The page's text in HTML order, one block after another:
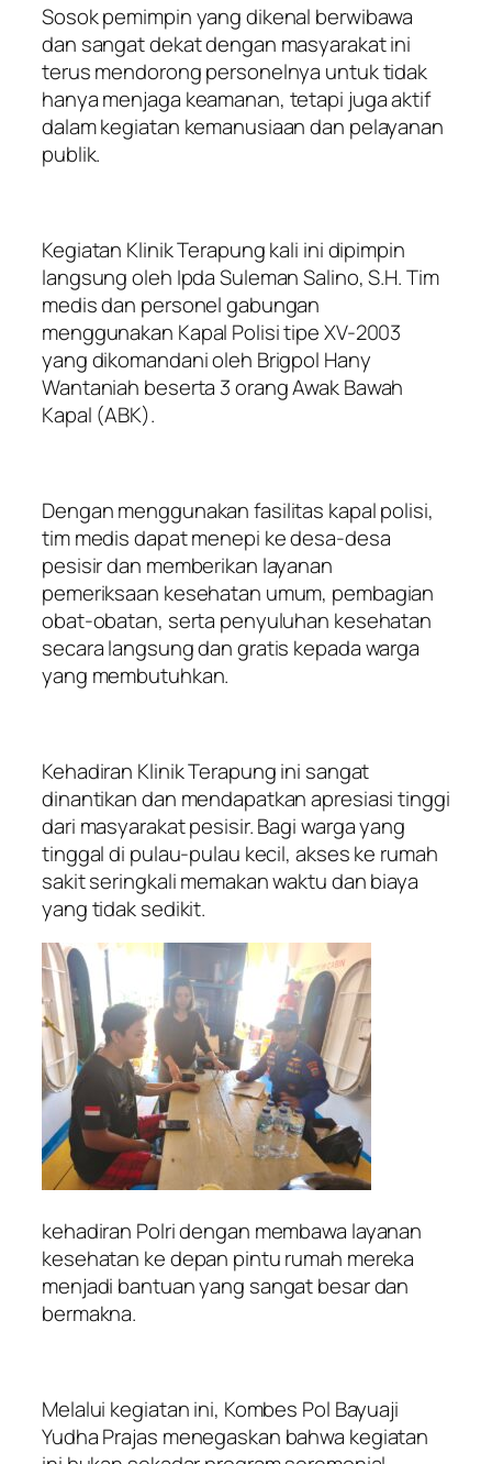
Sosok pemimpin yang dikenal berwibawa
dan sangat dekat dengan masyarakat ini
terus mendorong personelnya untuk tidak
hanya menjaga keamanan, tetapi juga aktif
dalam kegiatan kemanusiaan dan pelayanan
publik.
Kegiatan Klinik Terapung kali ini dipimpin
langsung oleh Ipda Suleman Salino, S.H. Tim
medis dan personel gabungan
menggunakan Kapal Polisi tipe XV-2003
yang dikomandani oleh Brigpol Hany
Wantaniah beserta 3 orang Awak Bawah
Kapal (ABK).
Dengan menggunakan fasilitas kapal polisi,
tim medis dapat menepi ke desa-desa
pesisir dan memberikan layanan
pemeriksaan kesehatan umum, pembagian
obat-obatan, serta penyuluhan kesehatan
secara langsung dan gratis kepada warga
yang membutuhkan.
Kehadiran Klinik Terapung ini sangat
dinantikan dan mendapatkan apresiasi tinggi
dari masyarakat pesisir. Bagi warga yang
tinggal di pulau-pulau kecil, akses ke rumah
sakit seringkali memakan waktu dan biaya
yang tidak sedikit.
kehadiran Polri dengan membawa layanan
kesehatan ke depan pintu rumah mereka
menjadi bantuan yang sangat besar dan
bermakna.
Melalui kegiatan ini, Kombes Pol Bayuaji
Yudha Prajas menegaskan bahwa kegiatan